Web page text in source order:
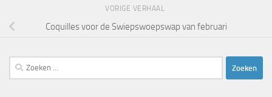
VORIGE VERHAAL
Coquilles voor de Swiepswoepswap van februari
Zoeken
naar: